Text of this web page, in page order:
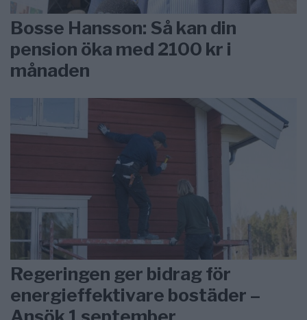
Bosse Hansson: Så kan din
pension öka med 2100 kr i
månaden
Regeringen ger bidrag för
energieffektivare bostäder –